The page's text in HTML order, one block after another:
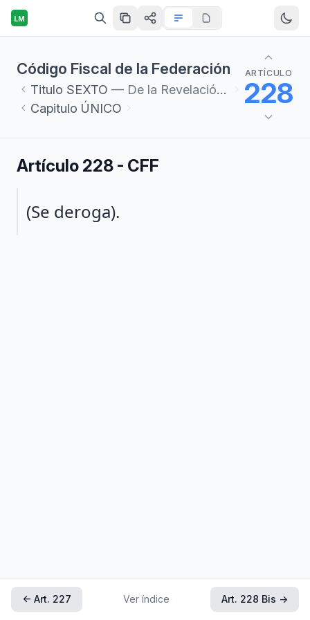
LM
Código Fiscal de la Federación
Titulo SEXTO — De la Revelación de Esquemas Reportables
Capitulo ÚNICO
ARTÍCULO
228
Artículo 228 - CFF
Párrafo 1
(Se deroga).
← Art. 227 Ver índice Art. 228 Bis →